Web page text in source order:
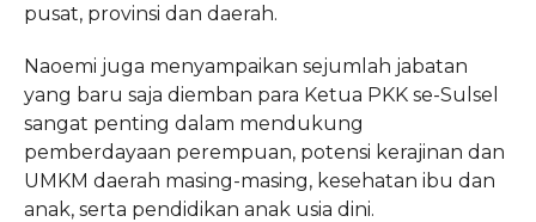
pusat, provinsi dan daerah.
Naoemi juga menyampaikan sejumlah jabatan
yang baru saja diemban para Ketua PKK se-Sulsel
sangat penting dalam mendukung
pemberdayaan perempuan, potensi kerajinan dan
UMKM daerah masing-masing, kesehatan ibu dan
anak, serta pendidikan anak usia dini.